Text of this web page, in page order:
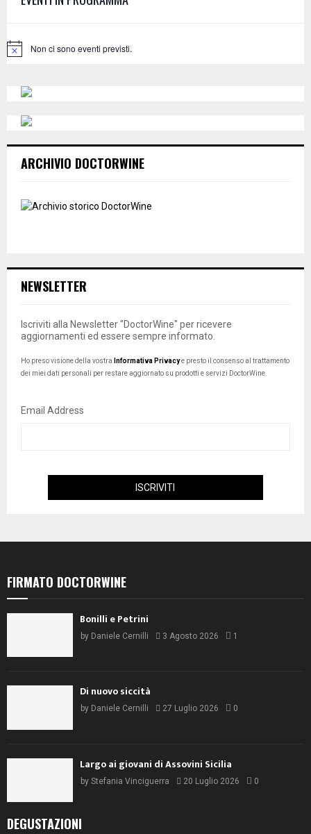
N
Non ci sono eventi previsti.
ARCHIVIO DOCTORWINE
NEWSLETTER
Iscriviti alla Newsletter "DoctorWine" per ricevere
aggiornamenti ed essere sempre informato.
Ho preso visione della vostra Informativa Privacye presto il consenso al trattamento
dei miei dati personali per restare aggiornato su prodotti e servizi DoctorWine.
Email Address
FIRMATO DOCTORWINE
Bonilli e Petrini
by Daniele Cernilli 3 Agosto 2026 1
Di nuovo siccità
by Daniele Cernilli 27 Luglio 2026 0
Largo ai giovani di Assovini Sicilia
by Stefania Vinciguerra 20 Luglio 2026 0
DEGUSTAZIONI